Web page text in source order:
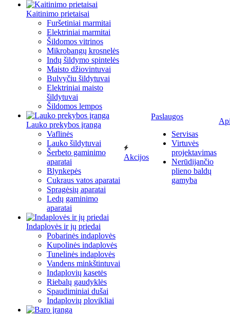
Kaitinimo prietaisai
Furšetiniai marmitai
Elektriniai marmitai
Šildomos vitrinos
Mikrobangų krosnelės
Indų šildymo spintelės
Maisto džiovintuvai
Bulvyčiu šildytuvai
Elektriniai maisto
šildytuvai
Šildomos lempos
Lauko prekybos įranga
Vaflinės
Lauko šildytuvai
Šerbeto gaminimo
aparatai
Blynkepės
Cukraus vatos aparatai
Spragėsių aparatai
Ledų gaminimo
aparatai
Indaplovės ir jų priedai
Pobarinės indaplovės
Kupolinės indaplovės
Tunelinės indaplovės
Vandens minkštintuvai
Indaplovių kasetės
Riebalų gaudyklės
Spaudiminiai dušai
Indaplovių plovikliai
Akcijos
Paslaugos
Servisas
Virtuvės
projektavimas
Nerūdijančio
plieno baldų
gamyba